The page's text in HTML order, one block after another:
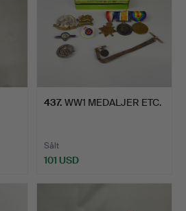
437. WW1 MEDALJER ETC.
Sålt
101 USD